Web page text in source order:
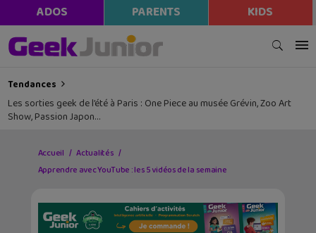
ADOS PARENTS KIDS
Tendances
Les sorties geek de l’été à Paris : One Piece au musée Grévin, Zoo Art
Show, Passion Japon…
Accueil
Actualités
Apprendre avec YouTube : les 5 vidéos de la semaine